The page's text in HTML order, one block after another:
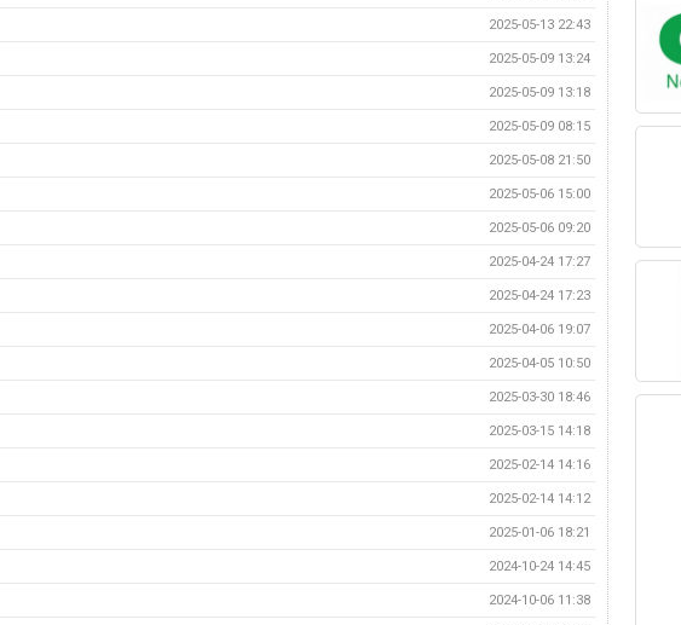
2025-05-13 22:43
2025-05-09 13:24
2025-05-09 13:18
2025-05-09 08:15
2025-05-08 21:50
2025-05-06 15:00
2025-05-06 09:20
2025-04-24 17:27
2025-04-24 17:23
2025-04-06 19:07
2025-04-05 10:50
2025-03-30 18:46
2025-03-15 14:18
2025-02-14 14:16
2025-02-14 14:12
2025-01-06 18:21
2024-10-24 14:45
2024-10-06 11:38